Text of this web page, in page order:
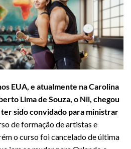
EUA, e atualmente na Carolina
Lima de Souza, o Nil, chegou
ter sido convidado para ministrar
de formação de artistas e
o curso foi cancelado de última